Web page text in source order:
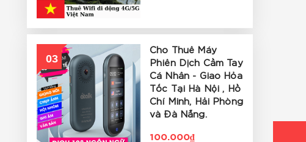
03
Cho Thuê Máy
Phiên Dịch Cầm Tay
Cá Nhân - Giao Hỏa
Tốc Tại Hà Nội , Hồ
Chí Minh, Hải Phòng
và Đà Nẵng.
100.000₫